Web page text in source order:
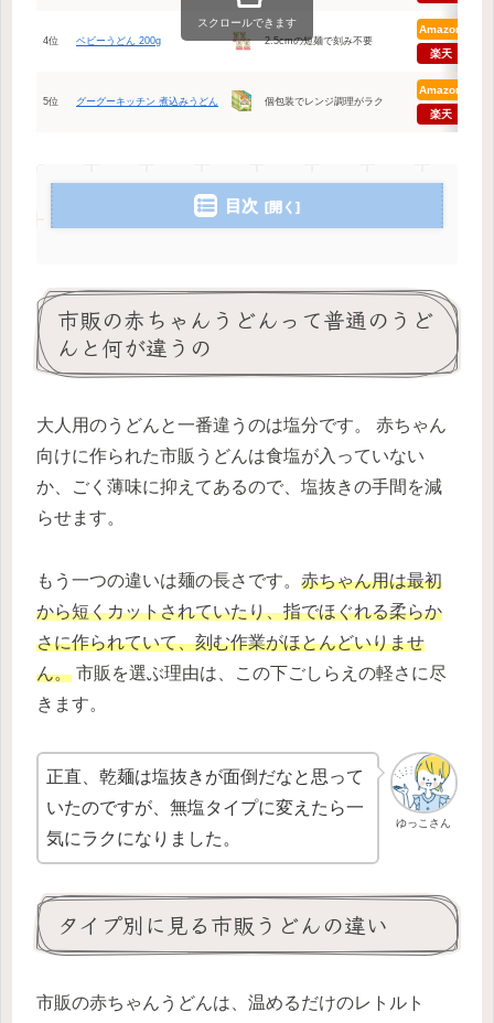
4位 ベビーうどん 200g 2.5cmの短麺で刻み不要
Amazon
楽天
5位 グーグーキッチン 煮込みうどん 個包装でレンジ調理がラク
Amazon
楽天
スクロールできます
目次
市販の赤ちゃんうどんって普通のうど
んと何が違うの
大人用のうどんと一番違うのは塩分です。 赤ちゃん
向けに作られた市販うどんは食塩が入っていない
か、ごく薄味に抑えてあるので、塩抜きの手間を減
らせます。
もう一つの違いは麺の長さです。 赤ちゃん用は最初
から短くカットされていたり、指でほぐれる柔らか
さに作られていて、刻む作業がほとんどいりませ
ん。 市販を選ぶ理由は、この下ごしらえの軽さに尽
きます。
ゆっこさん
正直、乾麺は塩抜きが面倒だなと思って
いたのですが、無塩タイプに変えたら一
気にラクになりました。
タイプ別に見る市販うどんの違い
市販の赤ちゃんうどんは、温めるだけのレトルト